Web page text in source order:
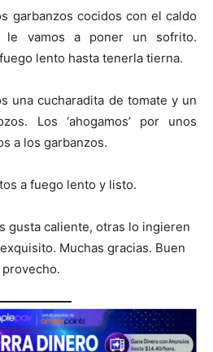
garbanzos cocidos con el caldo
le vamos a poner un sofrito.
lento hasta tenerla tierna.
una cucharadita de tomate y un
Los ‘ahogamos’ por unos
a los garbanzos.
a fuego lento y listo.
gusta caliente, otras lo ingieren
Muchas gracias. Buen
provecho.